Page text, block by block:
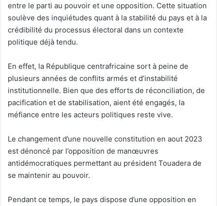
entre le parti au pouvoir et une opposition. Cette situation
soulève des inquiétudes quant à la stabilité du pays et à la
crédibilité du processus électoral dans un contexte
politique déjà tendu.
En effet, la République centrafricaine sort à peine de
plusieurs années de conflits armés et d’instabilité
institutionnelle. Bien que des efforts de réconciliation, de
pacification et de stabilisation, aient été engagés, la
méfiance entre les acteurs politiques reste vive.
Le changement d’une nouvelle constitution en aout 2023
est dénoncé par l’opposition de manœuvres
antidémocratiques permettant au président Touadera de
se maintenir au pouvoir.
Pendant ce temps, le pays dispose d’une opposition en